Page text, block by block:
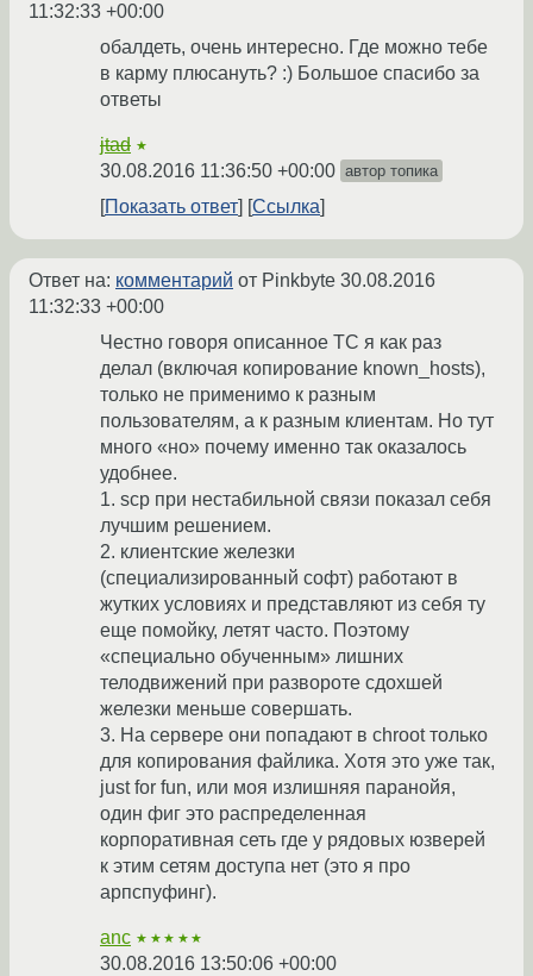
11:32:33 +00:00
обалдеть, очень интересно. Где можно тебе
в карму плюсануть? :) Большое спасибо за
ответы
jtad ★
30.08.2016 11:36:50 +00:00 автор топика
Показать ответ Ссылка
Ответ на: комментарий от Pinkbyte 30.08.2016
11:32:33 +00:00
Честно говоря описанное ТС я как раз
делал (включая копирование known_hosts),
только не применимо к разным
пользователям, а к разным клиентам. Но тут
много «но» почему именно так оказалось
удобнее.
1. scp при нестабильной связи показал себя
лучшим решением.
2. клиентские железки
(специализированный софт) работают в
жутких условиях и представляют из себя ту
еще помойку, летят часто. Поэтому
«специально обученным» лишних
телодвижений при развороте сдохшей
железки меньше совершать.
3. На сервере они попадают в chroot только
для копирования файлика. Хотя это уже так,
just for fun, или моя излишняя паранойя,
один фиг это распределенная
корпоративная сеть где у рядовых юзверей
к этим сетям доступа нет (это я про
арпспуфинг).
anc ★★★★★
30.08.2016 13:50:06 +00:00